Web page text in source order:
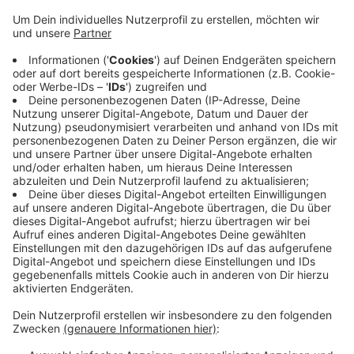
Projekt sei, habe man dadurch keine Kosten.
Gleichzeitig geht die Stadt davon aus, dass der
Tourismus in der ganzen Region davon
angekurbelt wird. Mit dem Brückensteig an der
Müngstener Brücke und der BUGA-Hängebrücke
könne man Brückenfans aus ganz Deutschland und
den Nachbarländern zu uns locken. Die BUGA-
Hängebrücke zwischen Kaiser- und Königshöhe
soll die längste in Deutschland werden, vermutlich
sogar in ganz Europa.
Veröffentlicht:Freitag, 18.07.2025 05:59
Anzeige